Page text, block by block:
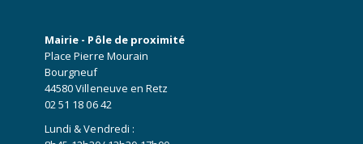
Mairie - Pôle de proximité
Place Pierre Mourain
Bourgneuf
44580 Villeneuve en Retz
02 51 18 06 42
Lundi & Vendredi :